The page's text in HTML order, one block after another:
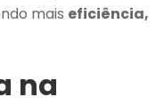
mais eficiência,
na